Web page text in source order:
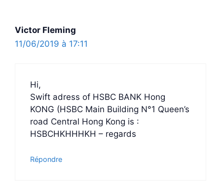
Victor Fleming
11/06/2019 à 17:11
Hi,
Swift adress of HSBC BANK Hong
KONG (HSBC Main Building N°1 Queen’s
road Central Hong Kong is :
HSBCHKHHHKH – regards
Répondre